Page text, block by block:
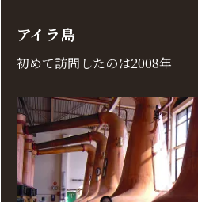
アイラ島
初めて訪問したのは2008年